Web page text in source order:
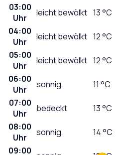
03:00
Uhr
leicht bewölkt 13°C
04:00
Uhr
leicht bewölkt 12°C
05:00
Uhr
leicht bewölkt 12°C
06:00
Uhr
sonnig 11 °C
07:00
Uhr
bedeckt 13°C
08:00
Uhr
sonnig 14°C
09:00